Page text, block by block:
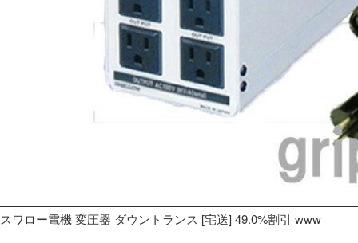
スワロー電機 変圧器 ダウントランス [宅送] 49.0%割引 www